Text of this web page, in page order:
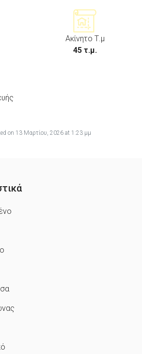
Ακίνητο Τ.μ
45 τ.μ.
on 13 Μαρτίου, 2026 at 1:23 μμ